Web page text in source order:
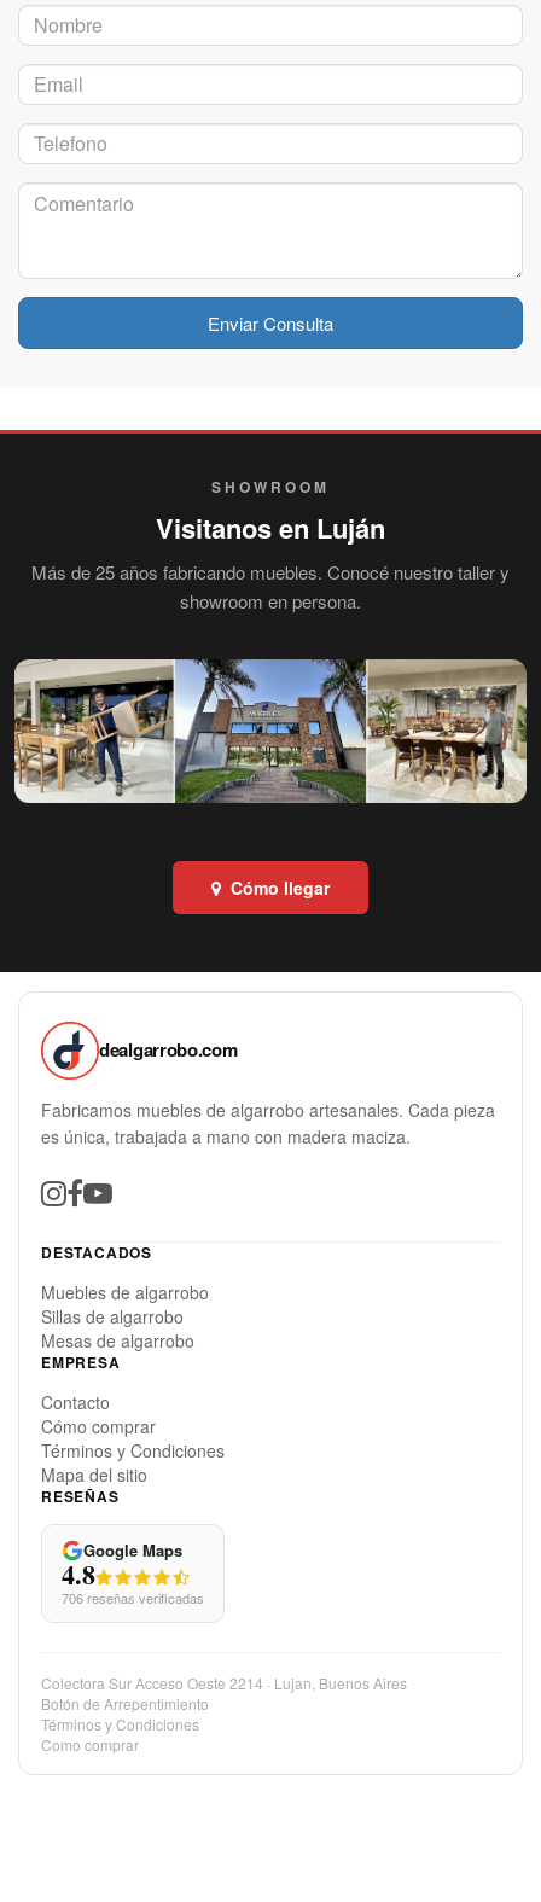
Enviar Consulta
SHOWROOM
Visitanos en Luján
Más de 25 años fabricando muebles. Conocé nuestro taller y
showroom en persona.
Cómo llegar
dealgarrobo.com
Fabricamos muebles de algarrobo artesanales. Cada pieza
es única, trabajada a mano con madera maciza.
DESTACADOS
Muebles de algarrobo
Sillas de algarrobo
Mesas de algarrobo
EMPRESA
Contacto
Cómo comprar
Términos y Condiciones
Mapa del sitio
RESEÑAS
Google Maps
4.8
706 reseñas verificadas
Colectora Sur Acceso Oeste 2214 · Lujan, Buenos Aires
Botón de Arrepentimiento
Términos y Condiciones
Como comprar